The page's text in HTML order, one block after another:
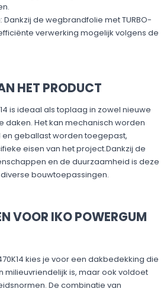
de wegbrandfolie met TURBO-
verwerking mogelijk volgens de
HET PRODUCT
is ideaal als toplaag in zowel nieuwe
daken. Het kan mechanisch worden
geballast worden toegepast,
eisen van het project.Dankzij de
en de duurzaamheid is deze
bouwtoepassingen.
VOOR IKO POWERGUM
kies je voor een dakbedekking die
milieuvriendelijk is, maar ook voldoet
De combinatie van